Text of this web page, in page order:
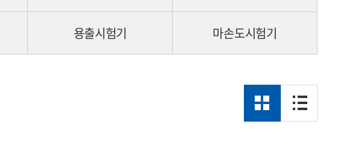
인장/압축/변이
다이아몬드 공구용출시험기 마손도시험기